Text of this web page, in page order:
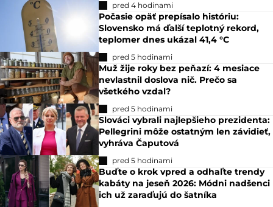
pred 4 hodinami
Počasie opäť prepísalo históriu:
Slovensko má ďalší teplotný rekord,
teplomer dnes ukázal 41,4 °C
pred 5 hodinami
Muž žije roky bez peňazí: 4 mesiace
nevlastnil doslova nič. Prečo sa
všetkého vzdal?
pred 5 hodinami
Slováci vybrali najlepšieho prezidenta:
Pellegrini môže ostatným len závidieť,
vyhráva Čaputová
pred 5 hodinami
Buďte o krok vpred a odhaľte trendy
kabáty na jeseň 2026: Módni nadšenci
ich už zaraďujú do šatníka